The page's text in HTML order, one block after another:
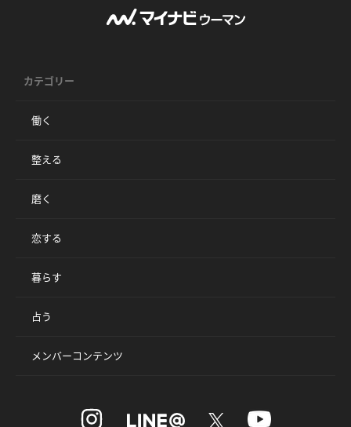
カテゴリー
働く
整える
磨く
恋する
暮らす
占う
メンバーコンテンツ